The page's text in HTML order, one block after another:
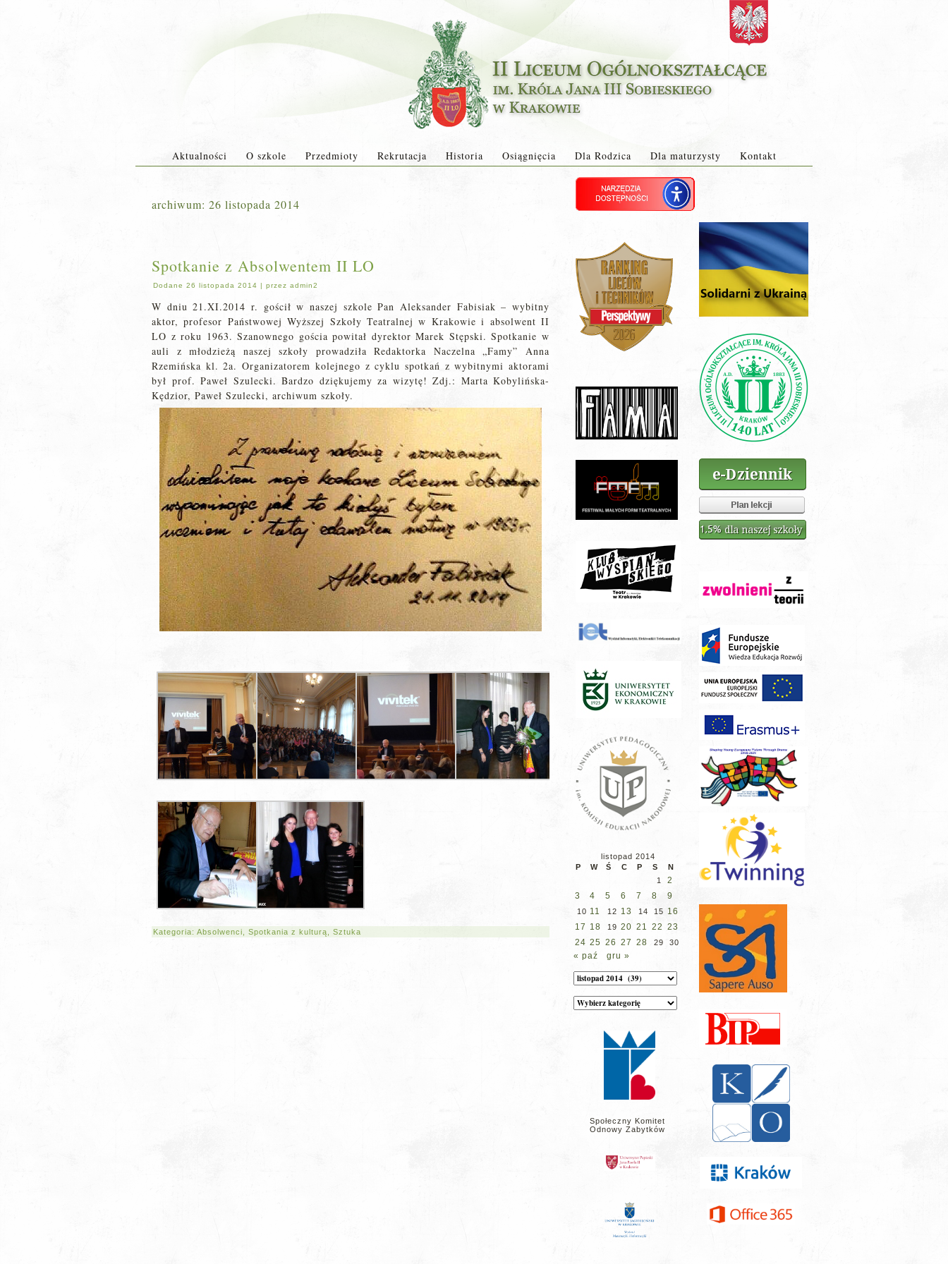
Aktualności O szkole Przedmioty Rekrutacja Historia Osiągnięcia Dla Rodzica Dla maturzysty Kontakt
archiwum: 26 listopada 2014
Spotkanie z Absolwentem II LO
Dodane 26 listopada 2014 | przez admin2
W dniu 21.XI.2014 r. gościł w naszej szkole Pan Aleksander Fabisiak – wybitny
aktor, profesor Państwowej Wyższej Szkoły Teatralnej w Krakowie i absolwent II
LO z roku 1963. Szanownego gościa powitał dyrektor Marek Stępski. Spotkanie w
auli z młodzieżą naszej szkoły prowadziła Redaktorka Naczelna „Famy” Anna
Rzemińska kl. 2a. Organizatorem kolejnego z cyklu spotkań z wybitnymi aktorami
był prof. Paweł Szulecki. Bardzo dziękujemy za wizytę! Zdj.: Marta Kobylińska-
Kędzior, Paweł Szulecki, archiwum szkoły.
Kategoria: Absolwenci Spotkania z kulturą Sztuka
listopad 2014
P
W Ś C P S
N
1
2
3
4 5 6 7 8 9
10 11 12 13 14 15 16
17 18 19 20 21 22 23
24 25 26 27 28 29 30
« paź gru »
Archiwum
Kategorie
wpisów
Społeczny Komitet
Odnowy Zabytków